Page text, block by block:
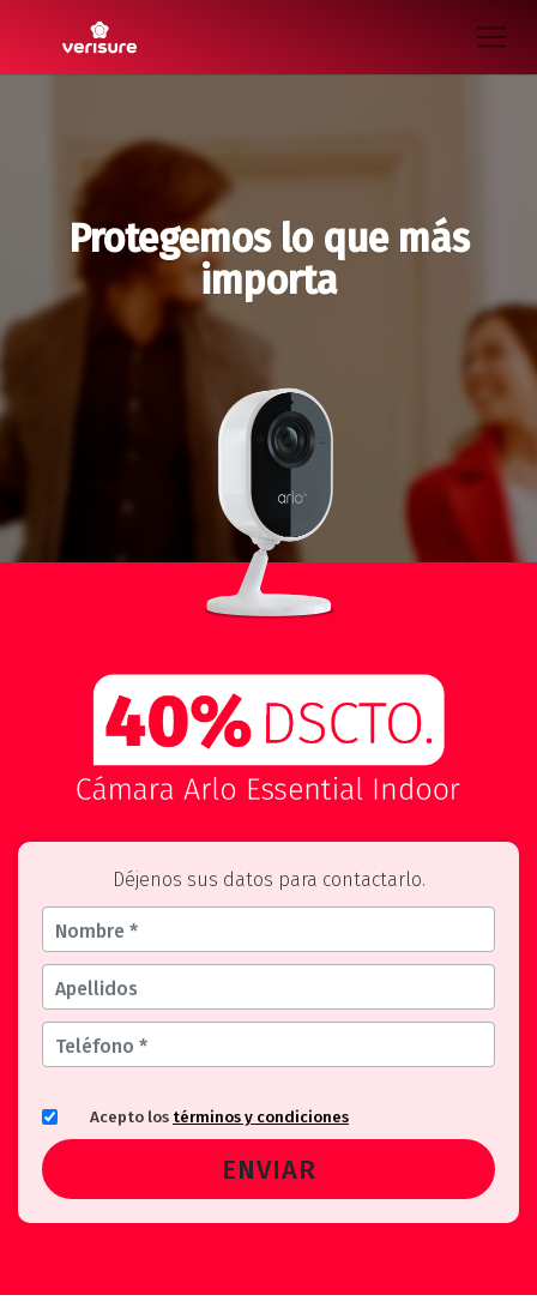
Protegemos lo que más
importa
Déjenos sus datos para contactarlo.
Acepto los términos y condiciones